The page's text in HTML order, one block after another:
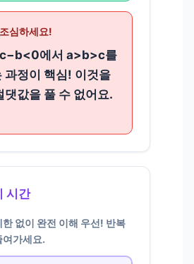
심하세요!
에서 a>b>c를
과정이 핵심! 이것을
댓값을 풀 수 없어요.
시간
한 없이 완전 이해 우선! 반복
여가세요.